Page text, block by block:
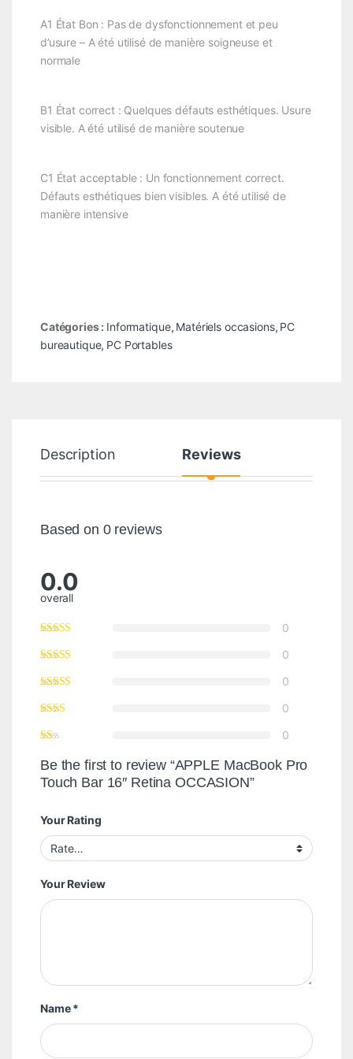
A1 État Bon : Pas de dysfonctionnement et peu
d’usure – A été utilisé de manière soigneuse et
normale
B1 État correct : Quelques défauts esthétiques. Usure
visible. A été utilisé de manière soutenue
C1 État acceptable : Un fonctionnement correct.
Défauts esthétiques bien visibles. A été utilisé de
manière intensive
Catégories : Informatique, Matériels occasions, PC
bureautique, PC Portables
Description Reviews
Based on 0 reviews
0.0
overall
0
0
0
0
0
Be the first to review “APPLE MacBook Pro
Touch Bar 16″ Retina OCCASION”
Your Rating
Your Review
Name*